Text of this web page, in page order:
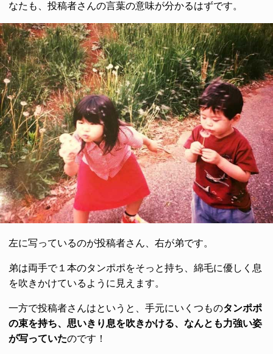
なたも、投稿者さんの言葉の意味が分かるはずです。
左に写っているのが投稿者さん、右が弟です。
弟は両手で１本のタンポポをそっと持ち、綿毛に優しく息
を吹きかけているように見えます。
一方で投稿者さんはというと、手元にいくつものタンポポ
の束を持ち、思いきり息を吹きかける、なんとも力強い姿
が写っていたのです！